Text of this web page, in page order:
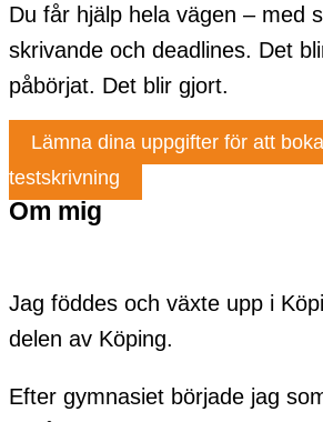
Du får hjälp hela vägen – med
skrivande och deadlines. Det
påbörjat. Det blir gjort.
Lämna dina uppgifter för att
testskrivning
Om mig
Jag föddes och växte upp i
delen av Köping.
Efter gymnasiet började jag